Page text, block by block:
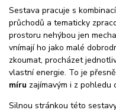
Sestava pracuje s
průchodů a tematicky
prostoru nehýbou jen
vnímají ho jako malé
zkoumat, procházet
vlastní energie. To je
míru zajímavým i z
Silnou stránkou této